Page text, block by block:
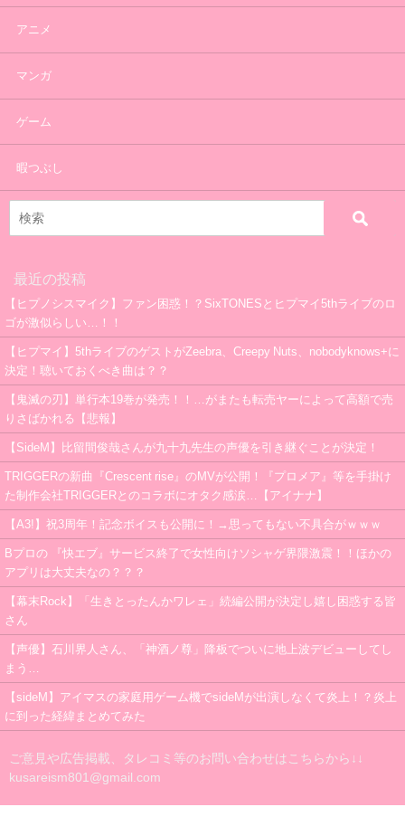
アニメ
マンガ
ゲーム
暇つぶし
最近の投稿
【ヒプノシスマイク】ファン困惑！？SixTONESとヒプマイ5thライブのロ
ゴが激似らしい…！！
【ヒプマイ】5thライブのゲストがZeebra、Creepy Nuts、nobodyknows+に
決定！聴いておくべき曲は？？
【鬼滅の刃】単行本19巻が発売！！…がまたも転売ヤーによって高額で売
りさばかれる【悲報】
【SideM】比留間俊哉さんが九十九先生の声優を引き継ぐことが決定！
TRIGGERの新曲『Crescent rise』のMVが公開！『プロメア』等を手掛け
た制作会社TRIGGERとのコラボにオタク感涙…【アイナナ】
【A3!】祝3周年！記念ボイスも公開に！→思ってもない不具合がｗｗｗ
Bプロの 『快エブ』サービス終了で女性向けソシャゲ界隈激震！！ほかの
アプリは大丈夫なの？？？
【幕末Rock】「生きとったんかワレェ」続編公開が決定し嬉し困惑する皆
さん
【声優】石川界人さん、「神酒ノ尊」降板でついに地上波デビューしてし
まう…
【sideM】アイマスの家庭用ゲーム機でsideMが出演しなくて炎上！？炎上
に到った経緯まとめてみた
ご意見や広告掲載、タレコミ等のお問い合わせはこちらから↓↓
kusareism801@gmail.com